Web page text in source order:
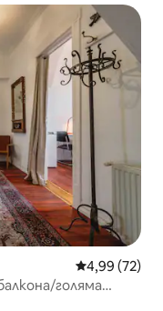
Средна
4,99 (72)